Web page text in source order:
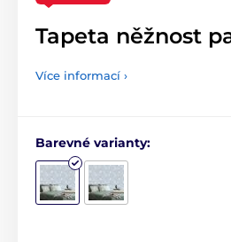
Tapeta něžnost
Více informací ›
Barevné varianty: